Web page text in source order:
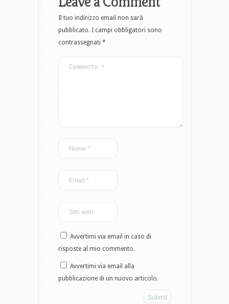
Il tuo indirizzo email non sarà
pubblicato. I campi obbligatori sono
contrassegnati *
Avvertimi via email in caso di
risposte al mio commento.
Avvertimi via email alla
pubblicazione di un nuovo articolo.